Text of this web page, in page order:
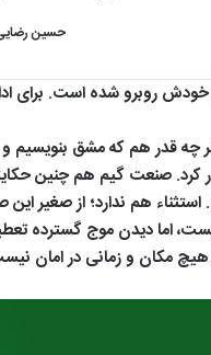
حسین
خودش روبرو شده است. برای
چه قدر هم که مشق
مکان و زمانی در امان